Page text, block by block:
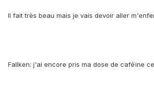
Il fait très beau mais je vais devoir aller
Fallken: j'ai encore pris ma dose de caféïne